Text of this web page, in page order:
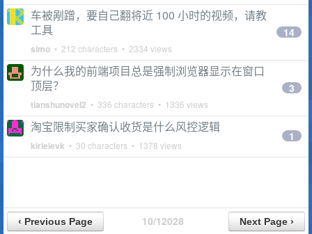
车被剐蹭，要自己翻将近 100 小时的视频，请教
工具
simo • 212 characters • 2334 views
14
为什么我的前端项目总是强制浏览器显示在窗口
顶层？
tianshunovel2 • 336 characters • 1336 views
3
淘宝限制买家确认收货是什么风控逻辑
kirieievk • 30 characters • 1378 views
1
10/12028